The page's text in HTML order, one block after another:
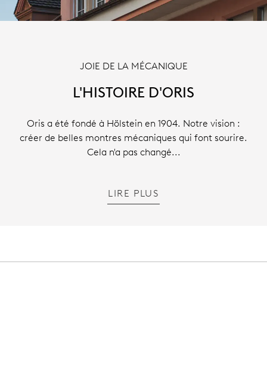
JOIE DE LA MÉCANIQUE
L'HISTOIRE D'ORIS
Oris a été fondé à Hölstein en 1904. Notre vision :
créer de belles montres mécaniques qui font sourire.
Cela n'a pas changé...
LIRE PLUS